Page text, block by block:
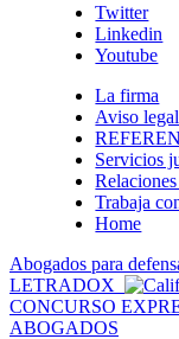
Twitter
Linkedin
Youtube
La firma
Aviso legal
Servicios
Trabaja
Home
Abogados para
LETRADOX
CONCURSO
ABOGADOS